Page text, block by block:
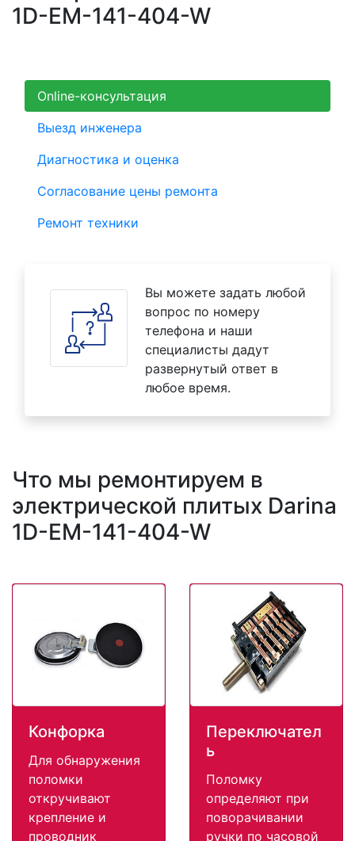
1D-EM-141-404-W
Online-консультация
Выезд инженера
Диагностика и оценка
Согласование цены ремонта
Ремонт техники
Вы можете задать любой
вопрос по номеру
телефона и наши
специалисты дадут
развернутый ответ в
любое время.
Что мы ремонтируем в
электрической плитых Darina
1D-EM-141-404-W
Конфорка
Для обнаружения
поломки
откручивают
крепление и
проводник
Переключател
ь
Поломку
определяют при
поворачивании
ручки по часовой